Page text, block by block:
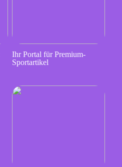
Ihr Portal für Premium-
Sportartikel